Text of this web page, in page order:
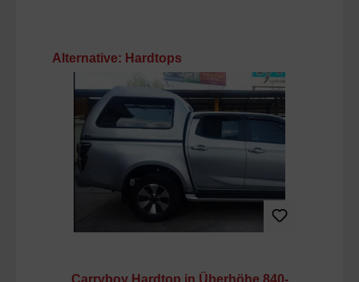
Produktgalerie überspringen
Alternative: Hardtops
Carryboy Hardtop in Überhöhe 840-